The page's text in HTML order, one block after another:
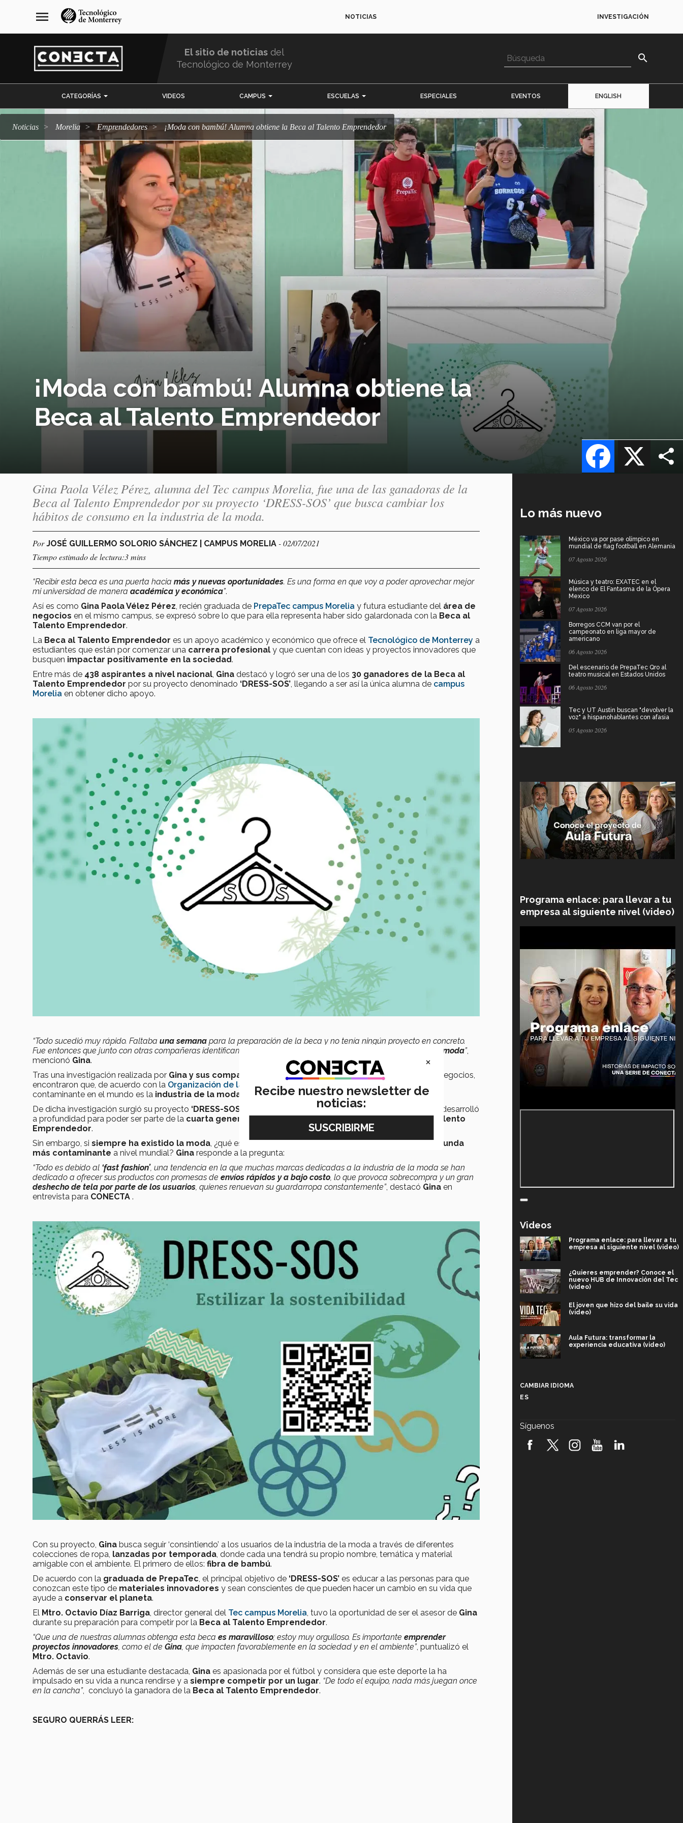
navegación
principal
menu NOTICIAS INVESTIGACIÓN
El sitio de noticias del
Tecnológico de Monterrey
search
CATEGORÍAS VIDEOS CAMPUS ESCUELAS ESPECIALES EVENTOS ENGLISH
Noticias Morelia emprendedores ¡Moda con bambú! Alumna obtiene la Beca al Talento Emprendedor
¡Moda con bambú! Alumna obtiene la
Beca al Talento Emprendedor
X
Facebook
Gina Paola Vélez Pérez, alumna del Tec campus Morelia, fue una de las ganadoras de la
Beca al Talento Emprendedor por su proyecto ‘DRESS-SOS’ que busca cambiar los
hábitos de consumo en la industria de la moda.
PorJOSÉ GUILLERMO SOLORIO SÁNCHEZ | CAMPUS MORELIA - 02/07/2021
Tiempo estimado de lectura:3 mins
“Recibir esta beca es una puerta hacia más y nuevas oportunidades. Es una forma en que voy a poder aprovechar mejor
mi universidad de manera académica y económica”.
Así es como Gina Paola Vélez Pérez , recién graduada de PrepaTec campus Morelia y futura estudiante del área de
negocios en el mismo campus, se expresó sobre lo que para ella representa haber sido galardonada con la Beca al
Talento Emprendedor.
La Beca al Talento Emprendedor es un apoyo académico y económico que ofrece el Tecnológico de Monterrey a
estudiantes que están por comenzar una carrera profesional y que cuentan con ideas y proyectos innovadores que
busquen impactar positivamente en la sociedad.
Entre más de 438 aspirantes a nivel nacional Gina destacó y logró ser una de los 30 ganadores de la Beca al
Talento Emprendedor por su proyecto denominado ‘DRESS-SOS’ , llegando a ser así la única alumna de campus
Morelia en obtener dicho apoyo.
“Todo sucedió muy rápido. Faltaba una semana para la preparación de la beca y no tenía ningún proyecto en concreto.
Fue entonces que junto con otras compañeras identificamos una problemática:
la sobrecompra de artículos de moda”,
mencionó Gina.
Tras una investigación realizada por Gina y sus compañeras
, como parte de un proyecto de su materia de negocios,
encontraron que, de acuerdo con la Organización de las Naciones Unidas (ONU)
, la segunda industria más
contaminante en el mundo es la industria de la moda
De dicha investigación surgió su proyecto ‘DRESS-SOS
, con el permiso de su equipo de trabajo, desarrolló
a profundidad para poder ser parte de la cuarta generación
Beca al Talento
Emprendedor.
Sin embargo, si siempre ha existido la moda, ¿qué es lo que hizo que esta industria se convirtiera en la
segunda
más contaminante a nivel mundial? Gina responde a la pregunta:
“Todo es debido al ‘fast fashion’, una tendencia en la que muchas marcas dedicadas a la industria de la moda se han
dedicado a ofrecer sus productos con promesas de envíos rápidos y a bajo costo, lo que provoca sobrecompra y un gran
deshecho de tela por parte de los usuarios, quienes renuevan su guardarropa constantemente”, destacó Gina en
entrevista para CONECTA .
Con su proyecto, Gina busca seguir ‘consintiendo’ a los usuarios de la industria de la moda a través de diferentes
colecciones de ropa, lanzadas por temporada, donde cada una tendrá su propio nombre, temática y material
amigable con el ambiente. El primero de ellos: fibra de bambú.
De acuerdo con la graduada de PrepaTec, el principal objetivo de ‘DRESS-SOS’ es educar a las personas para que
conozcan este tipo de materiales innovadores y sean conscientes de que pueden hacer un cambio en su vida que
ayude a conservar el planeta.
El Mtro. Octavio Díaz Barriga, director general del Tec campus Morelia, tuvo la oportunidad de ser el asesor de Gina
durante su preparación para competir por la Beca al Talento Emprendedor.
“Que una de nuestras alumnas obtenga esta beca es maravilloso; estoy muy orgulloso. Es importante emprender
proyectos innovadores, como el de Gina, que impacten favorablemente en la sociedad y en el ambiente”, puntualizó el
Mtro. Octavio.
Además de ser una estudiante destacada, Gina es apasionada por el fútbol y considera que este deporte la ha
impulsado en su vida a nunca rendirse y a siempre competir por un lugar. “De todo el equipo, nada más juegan once
en la cancha”, concluyó la ganadora de la Beca al Talento Emprendedor.
SEGURO QUERRÁS LEER:
Lo más nuevo
México va por pase olímpico en
mundial de flag football en Alemania
07 Agosto 2026
Música y teatro: EXATEC en el
elenco de El Fantasma de la Ópera
Mexico
07 Agosto 2026
Borregos CCM van por el
campeonato en liga mayor de
americano
06 Agosto 2026
Del escenario de PrepaTec Qro al
teatro musical en Estados Unidos
06 Agosto 2026
Tec y UT Austin buscan "devolver la
voz" a hispanohablantes con afasia
05 Agosto 2026
Programa enlace: para llevar a tu
empresa al siguiente nivel (video)
Videos
Programa enlace: para llevar a tu
empresa al siguiente nivel (video)
¿Quieres emprender? Conoce el
nuevo HUB de Innovación del Tec
(video)
El joven que hizo del baile su vida
(video)
Aula Futura: transformar la
experiencia educativa (video)
robótica FIRST 2026! (video)
CAMBIAR IDIOMA
ES
Síguenos
×
Recibe nuestro newsletter de
noticias: